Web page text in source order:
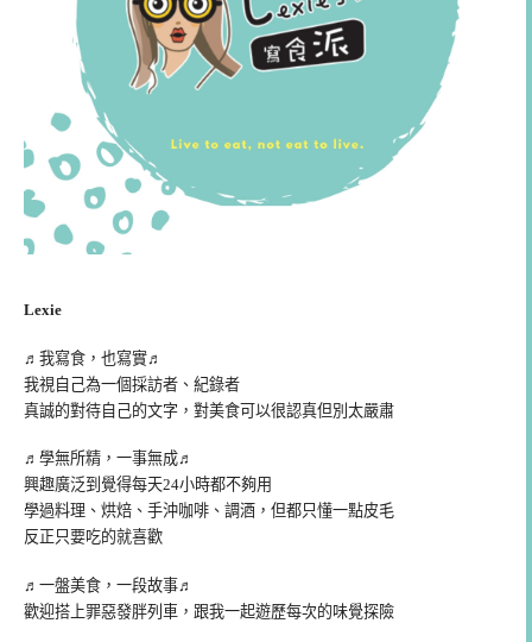
Lexie
♬我寫食，也寫實♬
我視自己為一個採訪者、紀錄者
真誠的對待自己的文字，對美食可以很認真但別太嚴肅
♬學無所精，一事無成♬
興趣廣泛到覺得每天24小時都不夠用
學過料理、烘焙、手沖咖啡、調酒，但都只懂一點皮毛
反正只要吃的就喜歡
♬一盤美食，一段故事♬
歡迎搭上罪惡發胖列車，跟我一起遊歷每次的味覺探險